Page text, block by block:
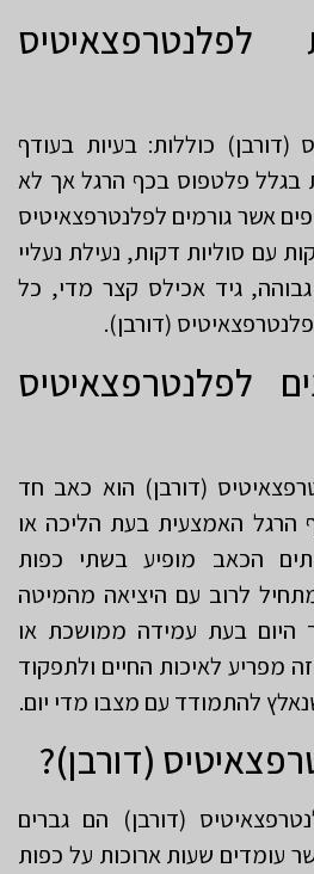
(דורבן) כוללות: בעיות בעודף
פלטפוס בכף הרגל אך לא
אשר גורמים לפלנטרפצאיטיס
עם סוליות דקות, נעילת נעליי
גיד אכילס קצר מדי, כל
(דורבן).
לפלנטרפצאיטיס
(דורבן) הוא כאב חד
הרגל האמצעית בעת הליכה או
הכאב מופיע בשתי כפות
לרוב עם היציאה מהמיטה
היום בעת עמידה ממושכת או
מפריע לאיכות החיים ולתפקוד
להתמודד עם מצבו מדי יום.
(דורבן)?
(דורבן) הם גברים
בגילאי 30-60, אשר עומדים שעות ארוכות על כפות